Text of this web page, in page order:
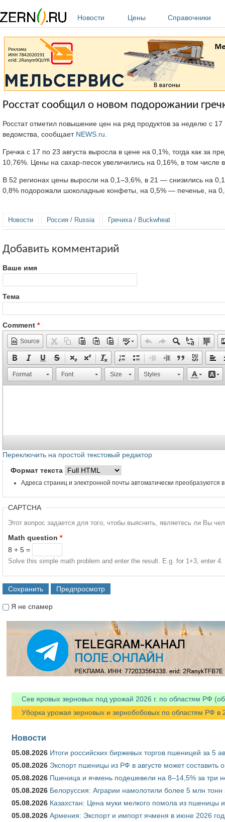
Новости
Цены Справочники
Росстат сообщил о новом подорожании
Росстат отметил повышение цен на ряд продуктов за неделю с
ведомства, сообщает NEWS.ru
Гречка с 17 по 23 августа выросла в цене на 0,1%, тогда как за
10,76%. Цены на сахар-песок увеличились на 0,16%, в том
В 52 регионах цены выросли на 0,1–3,6%, в 21 — снизились на
0,8% подорожали шоколадные конфеты, на 0,5% — печенье, на
Новости Россия / Russia Гречиха / Buckwheat
Добавить комментарий
Ваше имя
Тема
Comment *
Source
Format Font Size Styles
Переключить на простой текстовый редактор
Формат текста
Адреса страниц и электронной почты автоматически преобразуются
CAPTCHA
Этот вопрос задается для того, чтобы выяснить, являетесь ли Вы
Math question *
8 + 5 =
Solve this simple math problem and enter the result. E.g. for 1+3, enter 4.
Я не спамер
Сев яровых зерновых под урожай 2026 г. по областям РФ
Уборка урожая зерновых и зернобобовых по областям РФ в
Новости
05.08.2026 Итоги российских биржевых торгов пшеницей за 5
05.08.2026 Экспорт пшеницы из РФ в августе может составить
05.08.2026 Пшеница и ячмень подешевели на 8–14,5% за три
05.08.2026 Белоруссия: Аграрии намолотили более 5 млн тонн
05.08.2026 Казахстан: Цена муки мелкого помола из пшеницы
05.08.2026 Армения: Экспорт и импорт ячменя в июне 2026